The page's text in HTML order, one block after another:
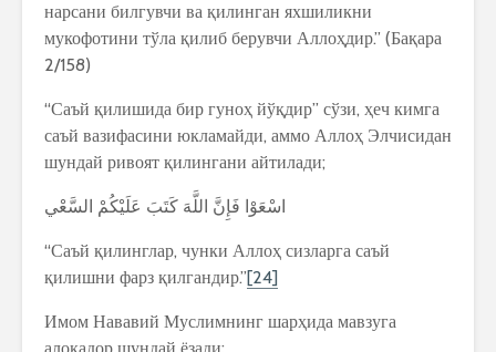
нарсани билгувчи ва қилинган яхшиликни
мукофотини тўла қилиб берувчи Аллоҳдир.” (Бақара
2/158)
“Саъй қилишида бир гуноҳ йўқдир” сўзи, ҳеч кимга
саъй вазифасини юкламайди, аммо Аллоҳ Элчисидан
шундай ривоят қилингани айтилади;
اسْعَوْا فَإِنَّ اللَّهَ كَتَبَ عَلَيْكُمْ السَّعْي
“Саъй қилинглар, чунки Аллоҳ сизларга саъй
қилишни фарз қилгандир.”[24]
Имом Нававий Муслимнинг шарҳида мавзуга